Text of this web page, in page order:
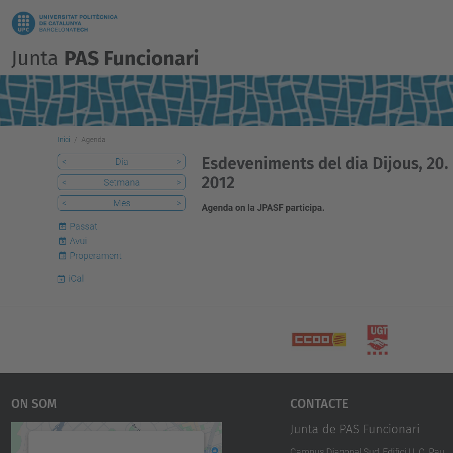
Junta PAS Funcionari
Inici Agenda
Esdeveniments del dia Dijous, 20.
2012
Agenda on la JPASF participa.
< Dia
>
<
Setmana
>
<
Mes >
Passat
6
Avui
Properament
iCal
On Som Contacte
Junta de PAS Funcionari